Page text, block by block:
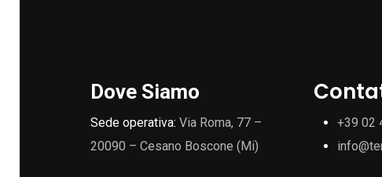
Dove Siamo
Sede operativa:Via Roma, 77 –
20090 – Cesano Boscone (Mi)
+39 02